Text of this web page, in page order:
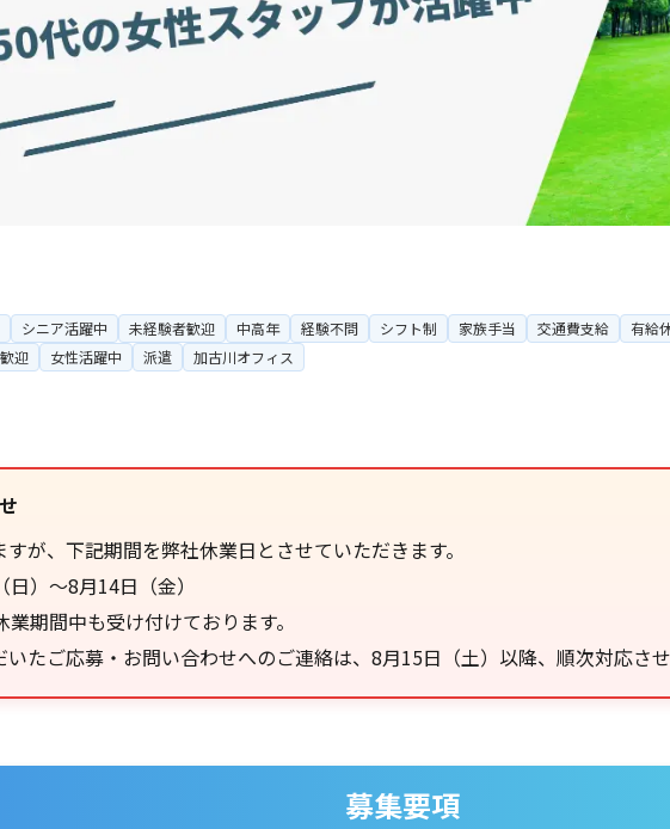
シニア活躍中 未経験者歓迎 中高年 経験不問 シフト制 家族手当 交通費支給 有給
迎 女性活躍中 派遣 加古川オフィス
が、下記期間を弊社休業日とさせていただきます。
日）～8月14日（金）
期間中も受け付けております。
たご応募・お問い合わせへのご連絡は、8月15日（土）以降、順次対応させ
募集要項